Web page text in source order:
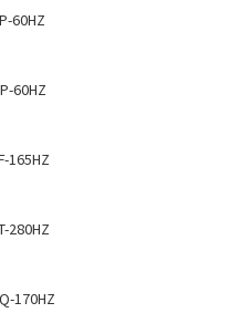
60HZ
60HZ
165HZ
280HZ
170HZ